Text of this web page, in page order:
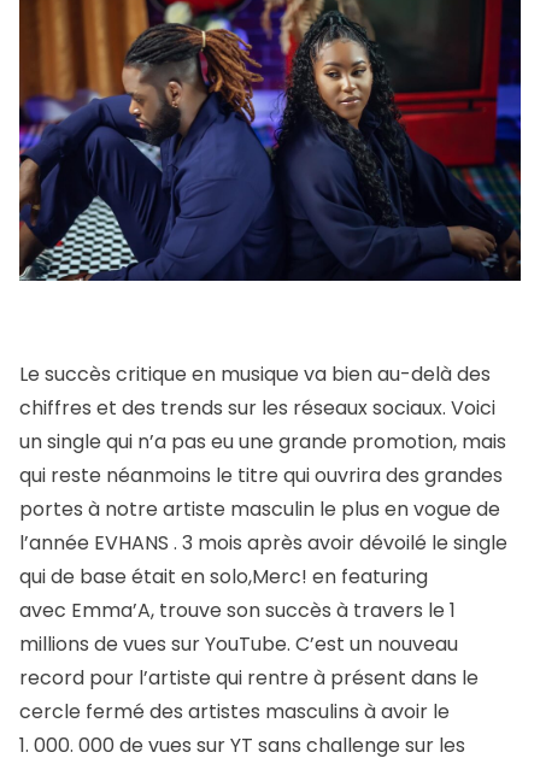
Le succès critique en musique va bien au-delà des
chiffres et des trends sur les réseaux sociaux. Voici
un single qui n’a pas eu une grande promotion, mais
qui reste néanmoins le titre qui ouvrira des grandes
portes à notre artiste masculin le plus en vogue de
l’année EVHANS . 3 mois après avoir dévoilé le single
qui de base était en solo,Merc! en featuring
avec Emma’A, trouve son succès à travers le 1
millions de vues sur YouTube. C’est un nouveau
record pour l’artiste qui rentre à présent dans le
cercle fermé des artistes masculins à avoir le
1. 000. 000 de vues sur YT sans challenge sur les